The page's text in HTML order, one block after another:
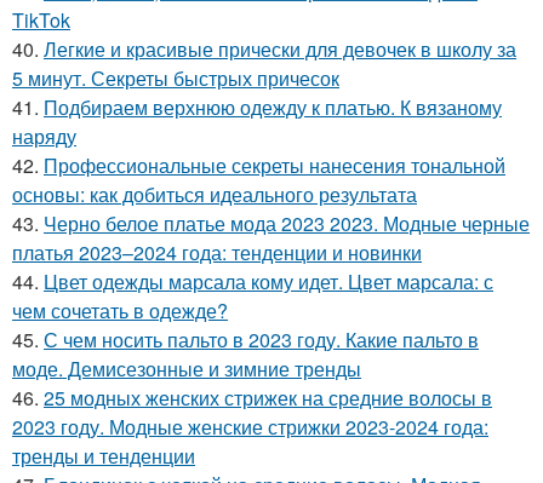
TikTok
40. Легкие и красивые прически для девочек в школу за
5 минут. Секреты быстрых причесок
41. Подбираем верхнюю одежду к платью. К вязаному
наряду
42. Профессиональные секреты нанесения тональной
основы: как добиться идеального результата
43. Черно белое платье мода 2023 2023. Модные черные
платья 2023–2024 года: тенденции и новинки
44. Цвет одежды марсала кому идет. Цвет марсала: с
чем сочетать в одежде?
45. С чем носить пальто в 2023 году. Какие пальто в
моде. Демисезонные и зимние тренды
46. 25 модных женских стрижек на средние волосы в
2023 году. Модные женские стрижки 2023-2024 года:
тренды и тенденции